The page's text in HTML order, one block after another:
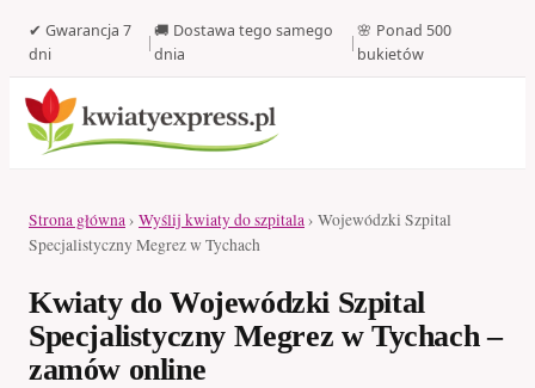
✔ Gwarancja 7
dni
|
🚚 Dostawa tego samego
dnia
|
🌸 Ponad 500
bukietów
Strona główna› Wyślij kwiaty do szpitala› Wojewódzki Szpital
Specjalistyczny Megrez w Tychach
Kwiaty do Wojewódzki Szpital
Specjalistyczny Megrez w Tychach –
zamów online